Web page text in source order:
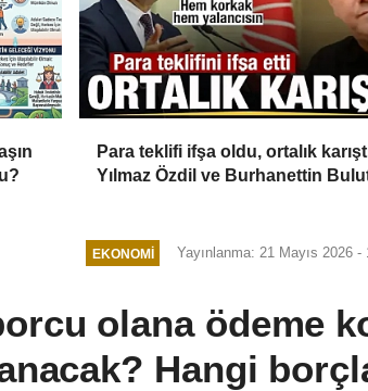
Para teklifi ifşa oldu, ortalık
Yılmaz Özdil ve Burhanettin
EKONOMI Yayınlanma: 21 Mayıs 2026 -
olana ödeme
Hangi